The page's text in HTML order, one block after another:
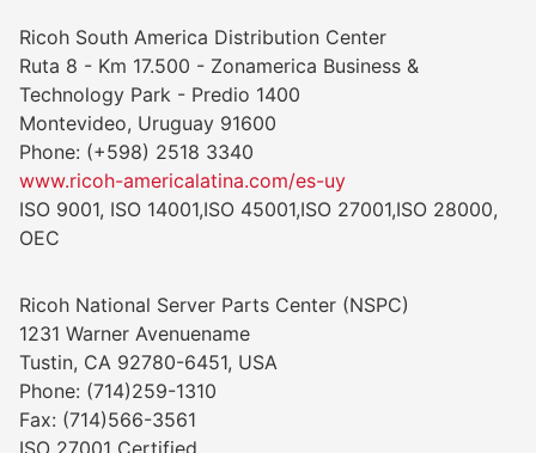
Ricoh South America Distribution Center
Ruta 8 - Km 17.500 - Zonamerica Business &
Technology Park - Predio 1400
Montevideo, Uruguay 91600
Phone: (+598) 2518 3340
www.ricoh-americalatina.com/es-uy
ISO 9001, ISO 14001,ISO 45001,ISO 27001,ISO 28000,
OEC
Ricoh National Server Parts Center (NSPC)
1231 Warner Avenuename
Tustin, CA 92780-6451, USA
Phone: (714)259-1310
Fax: (714)566-3561
ISO 27001 Certified